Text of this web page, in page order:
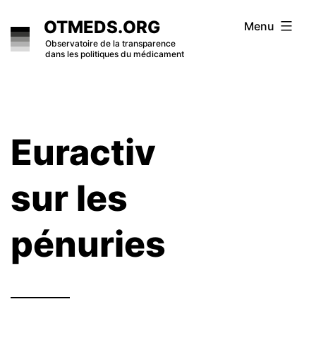
to
content
OTMEDS.ORG
Observatoire de la transparence
dans les politiques du médicament
Menu
Euractiv
sur les
pénuries